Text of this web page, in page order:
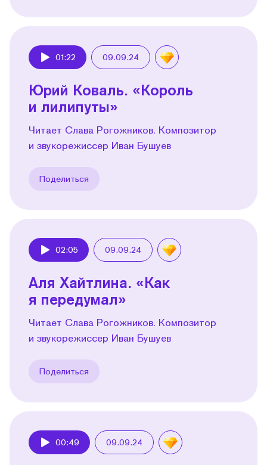
01:22 09.09.24
Юрий Коваль. «Король
и лилипуты»
Читает Слава Рогожников. Композитор
и звукорежиссер Иван Бушуев
Поделиться
02:05 09.09.24
Аля Хайтлина. «Как
я передумал»
Читает Слава Рогожников. Композитор
и звукорежиссер Иван Бушуев
Поделиться
00:49 09.09.24